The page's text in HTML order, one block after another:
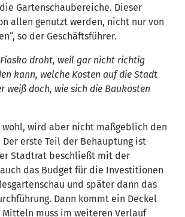
Gartenschaubereiche. Dieser
allen genutzt werden, nicht nur von
so der Geschäftsführer.
droht, weil gar nicht richtig
kann, welche Kosten auf die Stadt
weiß doch, wie sich die Baukosten
wird aber nicht maßgeblich den
Der erste Teil der Behauptung ist
Stadtrat beschließt mit der
das Budget für die Investitionen
und später dann das
Dann kommt ein Deckel
muss im weiteren Verlauf